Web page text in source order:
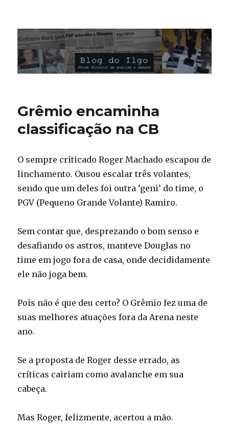
Blog do Ilgo Wink
Grêmio encaminha
classificação na CB
O sempre criticado Roger Machado escapou de
linchamento. Ousou escalar três volantes,
sendo que um deles foi outra ‘geni’ do time, o
PGV (Pequeno Grande Volante) Ramiro.
Sem contar que, desprezando o bom senso e
desafiando os astros, manteve Douglas no
time em jogo fora de casa, onde decididamente
ele não joga bem.
Pois não é que deu certo? O Grêmio fez uma de
suas melhores atuações fora da Arena neste
ano.
Se a proposta de Roger desse errado, as
críticas cairiam como avalanche em sua
cabeça.
Mas Roger, felizmente, acertou a mão.